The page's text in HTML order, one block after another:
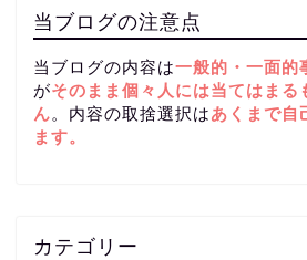
当ブログの注意点
当ブログの内容は一般的・一面的
がそのまま個々人には当てはまる
ん。内容の取捨選択はあくまで自
ます。
カテゴリー